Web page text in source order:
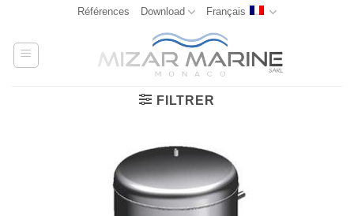
contenu
Références Download Français
FILTRER